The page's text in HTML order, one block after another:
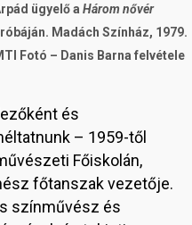
ügyelő a Három nővér
Madách Színház, 1979.
Fotó – Danis Barna felvétele
és
– 1959-től
Főiskolán,
főtanszak vezetője.
színművész és